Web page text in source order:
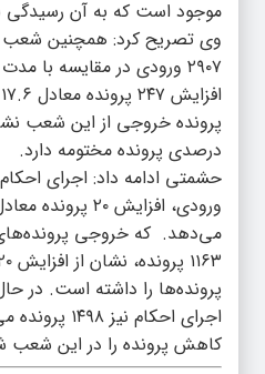
موجود است که به آن
وی تصریح کرد: همچنین شعب
۲۹۰۷ ورودی در مقایسه با
درصدی پرونده مختومه دارد.
می‌دهد. که خروجی پرونده‌های
پرونده‌ها را داشته است. در
کاهش پرونده را در این